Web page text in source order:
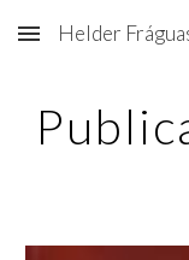
Skip to main content